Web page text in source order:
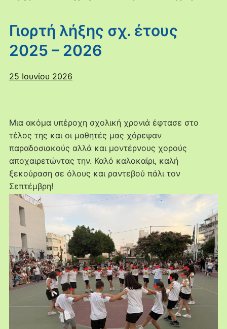
Γιορτή λήξης σχ. έτους
2025 – 2026
25 Ιουνίου 2026
Μια ακόμα υπέροχη σχολική χρονιά έφτασε στο
τέλος της και οι μαθητές μας χόρεψαν
παραδοσιακούς αλλά και μοντέρνους χορούς
αποχαιρετώντας την. Καλό καλοκαίρι, καλή
ξεκούραση σε όλους και ραντεβού πάλι τον
Σεπτέμβρη!